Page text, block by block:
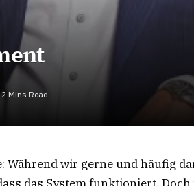
2 Mins Read
Während wir gerne und häufig
das System funktioniert.